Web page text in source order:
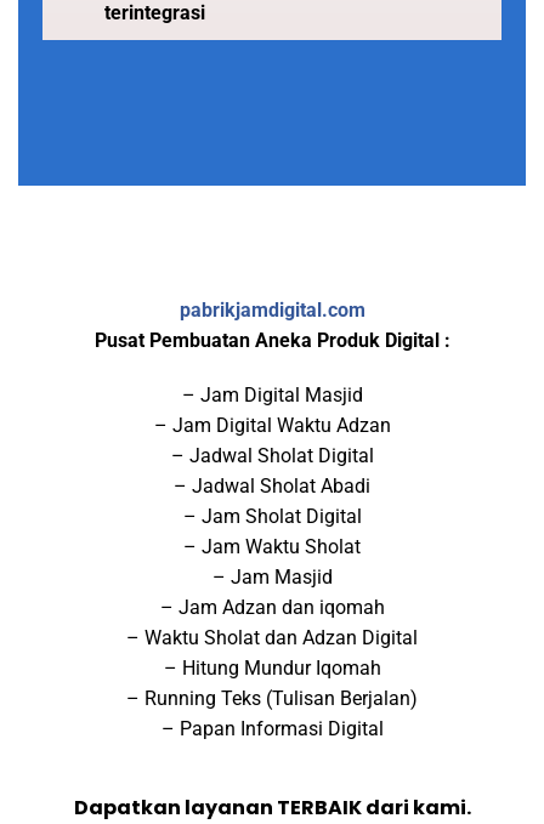
terintegrasi
pabrikjamdigital.com
Pusat Pembuatan Aneka Produk Digital :
– Jam Digital Masjid
– Jam Digital Waktu Adzan
– Jadwal Sholat Digital
– Jadwal Sholat Abadi
– Jam Sholat Digital
– Jam Waktu Sholat
– Jam Masjid
– Jam Adzan dan iqomah
– Waktu Sholat dan Adzan Digital
– Hitung Mundur Iqomah
– Running Teks (Tulisan Berjalan)
– Papan Informasi Digital
Dapatkan layanan TERBAIK dari kami.